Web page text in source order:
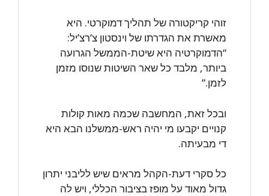
זוהי קריקטורה של תהליך דמוקרטי. היא
מאשרת את הגדרתו של וינסטון צ’רצ’יל:
“הדמוקרטיה היא שיטת-הממשל הגרועה
ביותר, מלבד כל שאר השיטות שנוסו מזמן
לזמן.”
ובכל זאת, המחשבה שכמה מאות קולות
קנויים יקבעו מי יהיה ראש-ממשלנו הבא היא
די מבעיתה.
כל סקרי דעת-הקהל מראים שיש לליבני יתרון
גדול מאוד על מופז בציבור הכללי, ויש לה